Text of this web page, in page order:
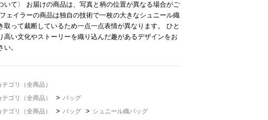
いて〉 お届けの商品は、写真と柄の位置が異なる場合がご
ェイラーの商品は独自の技術で一枚の大きなシュニール織
取って裁断しているため一点一点表情が異なります。 ひと
高い文化やストーリーを織り込んだ趣があるデザインをお
。
テゴリ（全商品）
テゴリ（全商品） > バッグ
テゴリ（全商品） > バッグ > シュニール織バッグ